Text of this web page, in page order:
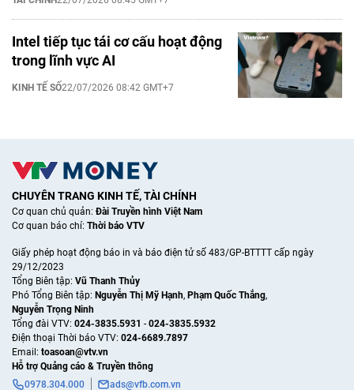
Intel tiếp tục tái cơ cấu hoạt động
trong lĩnh vực AI
KINH TẾ SỐ22/07/2026 08:42 GMT+7
CHUYÊN TRANG KINH TẾ, TÀI CHÍNH
Cơ quan chủ quản:Đài Truyền hình Việt Nam
Cơ quan báo chí: Thời báo VTV
Giấy phép hoạt động báo in và báo điện tử số 483/GP-BTTTT cấp ngày
29/12/2023
Tổng Biên tập: Vũ Thanh Thủy
Phó Tổng Biên tập: Nguyễn Thị Mỹ Hạnh, Phạm Quốc Thắng,
Nguyễn Trọng Ninh
Tổng đài VTV: 024-3835.5931 - 024-3835.5932
Ðiện thoại Thời báo VTV: 024-6689.7897
Email: toasoan@vtv.vn
Hỗ trợ Quảng cáo & Truyền thông
0978.304.000
ads@vfb.com.vn